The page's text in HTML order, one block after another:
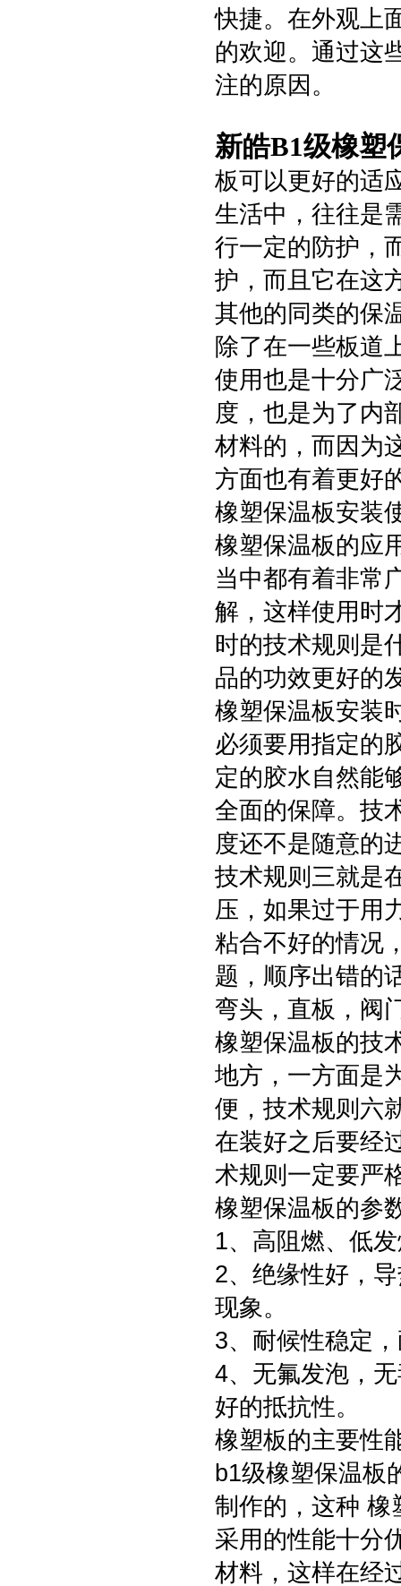
快捷。在外观上
的欢迎。通过这
注的原因。
新皓B1级橡塑
板可以更好的适
生活中，往往是
行一定的防护，
护，而且它在这
其他的同类的保
除了在一些板道
使用也是十分广
度，也是为了内
材料的，而因为
方面也有着更好
橡塑保温板安装
橡塑保温板的应
当中都有着非常
解，这样使用时
时的技术规则是
品的功效更好的
橡塑保温板安装
必须要用指定的
定的胶水自然能
全面的保障。技
度还不是随意的
技术规则三就是
压，如果过于用
粘合不好的情况
题，顺序出错的
弯头，直板，阀
橡塑保温板的技
地方，一方面是
便，技术规则六
在装好之后要经
术规则一定要严
橡塑保温板的参
1、高阻燃、低
2、绝缘性好，
现象。
3、耐候性稳定
4、无氟发泡，
好的抵抗性。
橡塑板的主要性
b1级橡塑保温板
制作的，这种 橡
采用的性能十分
材料，这样在经